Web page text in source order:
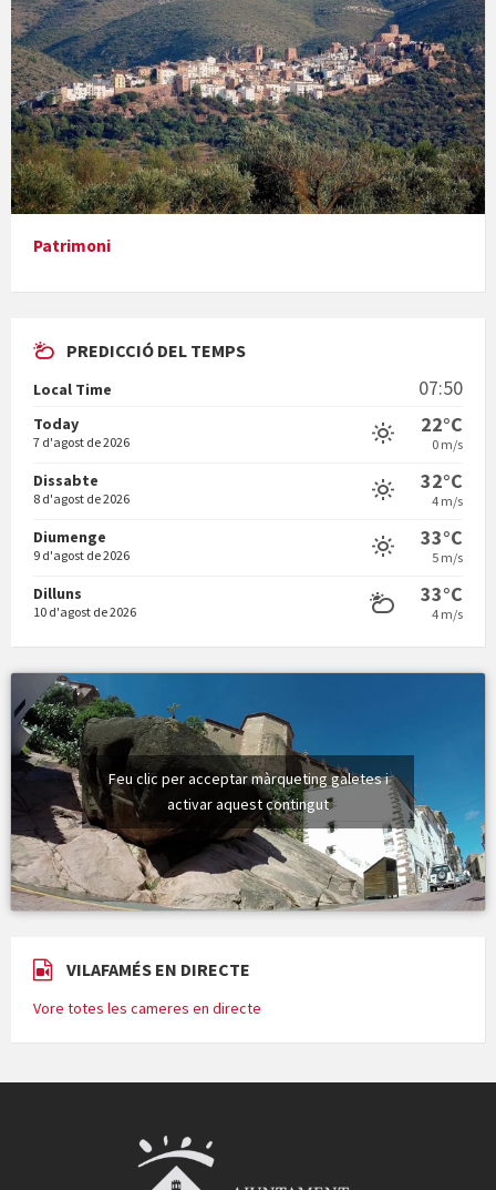
Concerts al Museu
Presentació del llibre &quot;La mare&quot;, d'Emma Zafon
En Bum
Vermuts a la Font. Hit parit
Patrimoni
PREDICCIÓ DEL TEMPS
Local Time 07:50
Today
7 d'agost de 2026
22°C
0 m/s
Dissabte
8 d'agost de 2026
32°C
4 m/s
Diumenge
9 d'agost de 2026
33°C
5 m/s
Dilluns
10 d'agost de 2026
33°C
4 m/s
Feu clic per acceptar màrqueting galetes i
activar aquest contingut
VILAFAMÉS EN DIRECTE
Vore totes les cameres en directe